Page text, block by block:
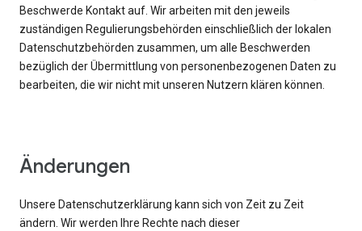
Beschwerde Kontakt auf. Wir arbeiten mit den jeweils
zuständigen Regulierungsbehörden einschließlich der lokalen
Datenschutzbehörden zusammen, um alle Beschwerden
bezüglich der Übermittlung von personenbezogenen Daten zu
bearbeiten, die wir nicht mit unseren Nutzern klären können.
Änderungen
Unsere Datenschutzerklärung kann sich von Zeit zu Zeit
ändern. Wir werden Ihre Rechte nach dieser